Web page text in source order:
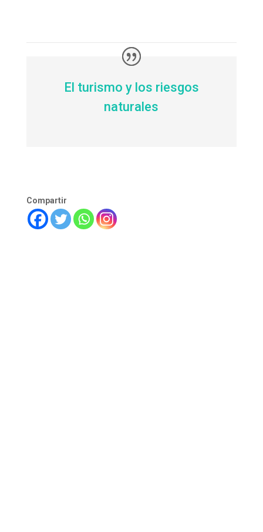
El turismo y los riesgos
naturales
Compartir